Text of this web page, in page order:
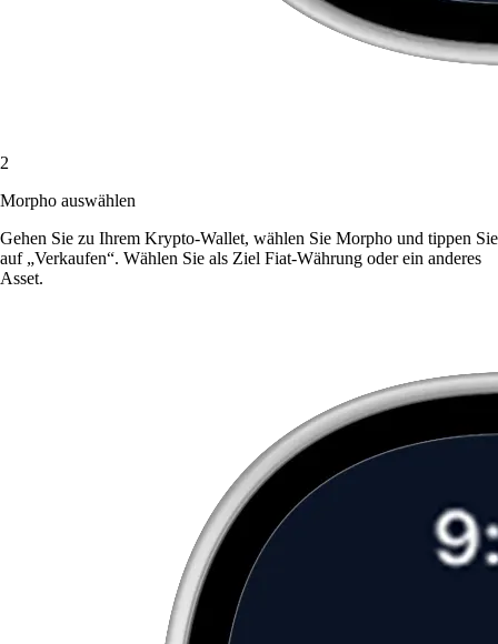
2
Morpho auswählen
Gehen Sie zu Ihrem Krypto-Wallet, wählen Sie Morpho und tippen Sie
auf „Verkaufen“. Wählen Sie als Ziel Fiat-Währung oder ein anderes
Asset.